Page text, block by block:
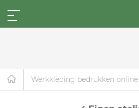
Werkkleding bedrukken online